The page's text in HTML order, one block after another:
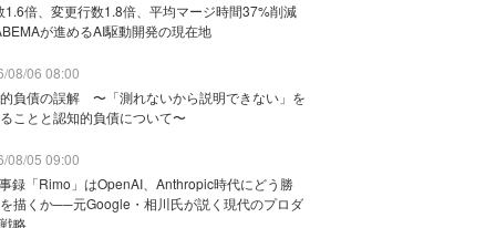
1.6倍、変更行数1.8倍、平均マージ時間37%削減
が進めるAI駆動開発の現在地
08/06 08:00
負債の誤解 〜「測れないから説明できない」を
ことと認知的負債について〜
08/05 09:00
録「Rimo」はOpenAI、Anthropic時代にどう勝
描くか──元Google・相川氏が説く現代のプロダ
略